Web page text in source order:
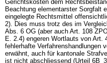
Gerichtskosten dem
Beachtung elementarster Sorgfalt
eingelegte Rechtsmittel
2). Dies muss trotz des im
Abs. 6 OG (aber auch Art. 108
E. 2.4) engeren Wortlauts von Art.
fehlerhafte Verfahrenshandlungen
erwähnt, auch für kantonale
ist nicht abschliessend (Urteil